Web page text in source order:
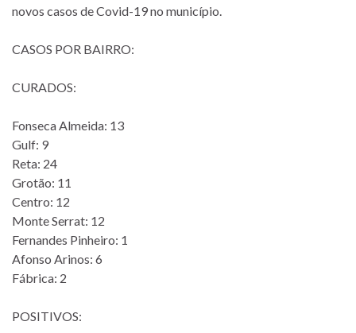
novos casos de Covid-19 no município.
CASOS POR BAIRRO:
CURADOS:
Fonseca Almeida: 13
Gulf: 9
Reta: 24
Grotão: 11
Centro: 12
Monte Serrat: 12
Fernandes Pinheiro: 1
Afonso Arinos: 6
Fábrica: 2
POSITIVOS: